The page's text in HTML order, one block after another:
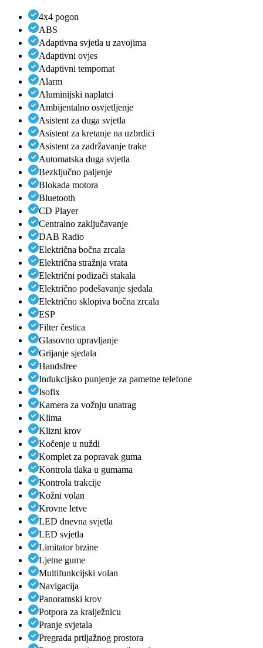
4x4 pogon
ABS
Adaptivna svjetla u zavojima
Adaptivni ovjes
Adaptivni tempomat
Alarm
Aluminijski naplatci
Ambijentalno osvjetljenje
Asistent za duga svjetla
Asistent za kretanje na uzbrdici
Asistent za zadržavanje trake
Automatska duga svjetla
Bezključno paljenje
Blokada motora
Bluetooth
CD Player
Centralno zaključavanje
DAB Radio
Električna bočna zrcala
Električna stražnja vrata
Električni podizači stakala
Električno podešavanje sjedala
Električno sklopiva bočna zrcala
ESP
Filter čestica
Glasovno upravljanje
Grijanje sjedala
Handsfree
Indukcijsko punjenje za pametne telefone
Isofix
Kamera za vožnju unatrag
Klima
Klizni krov
Kočenje u nuždi
Komplet za popravak guma
Kontrola tlaka u gumama
Kontrola trakcije
Kožni volan
Krovne letve
LED dnevna svjetla
LED svjetla
Limitator brzine
Ljetne gume
Multifunkcijski volan
Navigacija
Panoramski krov
Potpora za kralježnicu
Pranje svjetala
Pregrada prtljažnog prostora